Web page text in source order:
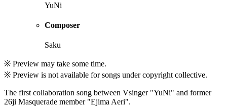
YuNi
Composer
Saku
※ Preview may take some time.
※ Preview is not available for songs under copyright collective.
The first collaboration song between Vsinger "YuNi" and former
26ji Masquerade member "Ejima Aeri".